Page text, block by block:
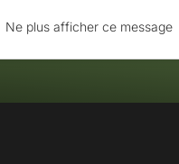
Ne plus afficher ce message